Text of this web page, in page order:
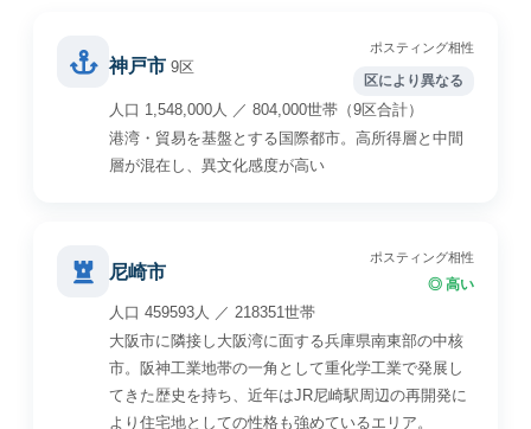
神戸市 9区
ポスティング相性
区により異なる
人口 1,548,000人 ／ 804,000世帯（9区合計）
港湾・貿易を基盤とする国際都市。高所得層と中間
層が混在し、異文化感度が高い
尼崎市
ポスティング相性
◎ 高い
人口 459593人 ／ 218351世帯
大阪市に隣接し大阪湾に面する兵庫県南東部の中核
市。阪神工業地帯の一角として重化学工業で発展し
てきた歴史を持ち、近年はJR尼崎駅周辺の再開発に
より住宅地としての性格も強めているエリア。